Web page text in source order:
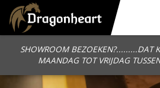
SHOWROOM BEZOEKEN?.........DAT
MAANDAG TOT VRIJDAG